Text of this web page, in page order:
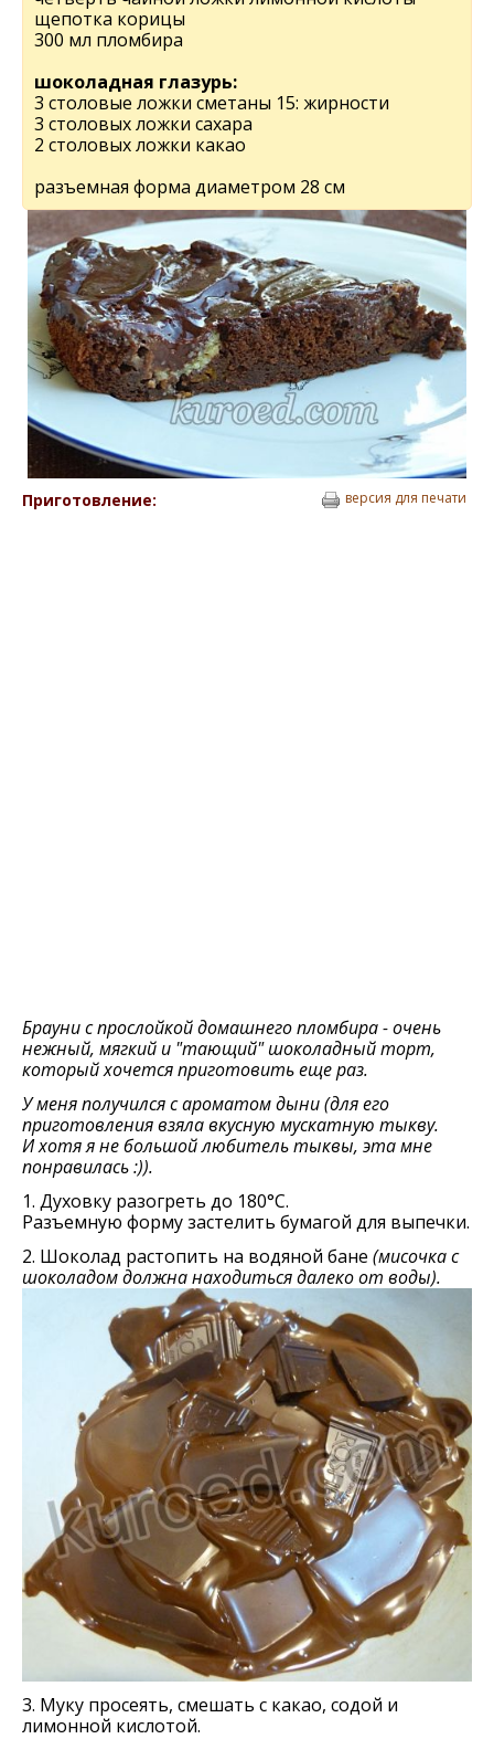
щепотка корицы
300 мл пломбира
шоколадная глазурь:
3 столовые ложки сметаны 15: жирности
3 столовых ложки сахара
2 столовых ложки какао
разъемная форма диаметром 28 см
Приготовление: версия для печати
Брауни с прослойкой домашнего пломбира - очень
нежный, мягкий и "тающий" шоколадный торт,
который хочется приготовить еще раз.
У меня получился с ароматом дыни (для его
приготовления взяла вкусную мускатную тыкву.
И хотя я не большой любитель тыквы, эта мне
понравилась :)).
1. Духовку разогреть до 180°С.
Разъемную форму застелить бумагой для выпечки.
2. Шоколад растопить на водяной бане (мисочка с
шоколадом должна находиться далеко от воды).
3. Муку просеять, смешать с какао, содой и
лимонной кислотой.